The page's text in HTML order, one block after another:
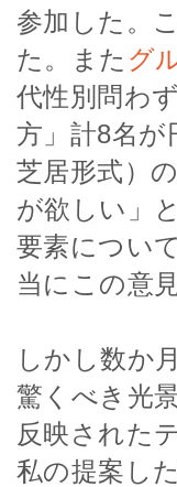
参加した。
た。また グ
代性別問わ
方」計8名が
芝居形式）
が欲しい」
要素につい
当にこの意
しかし数か
驚くべき光
反映された
私の提案し